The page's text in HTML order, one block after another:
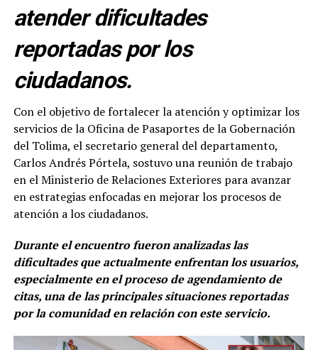
atender dificultades
reportadas por los
ciudadanos.
Con el objetivo de fortalecer la atención y optimizar los
servicios de la Oficina de Pasaportes de la Gobernación
del Tolima, el secretario general del departamento,
Carlos Andrés Pórtela, sostuvo una reunión de trabajo
en el Ministerio de Relaciones Exteriores para avanzar
en estrategias enfocadas en mejorar los procesos de
atención a los ciudadanos.
Durante el encuentro fueron analizadas las
dificultades que actualmente enfrentan los usuarios,
especialmente en el proceso de agendamiento de
citas, una de las principales situaciones reportadas
por la comunidad en relación con este servicio.